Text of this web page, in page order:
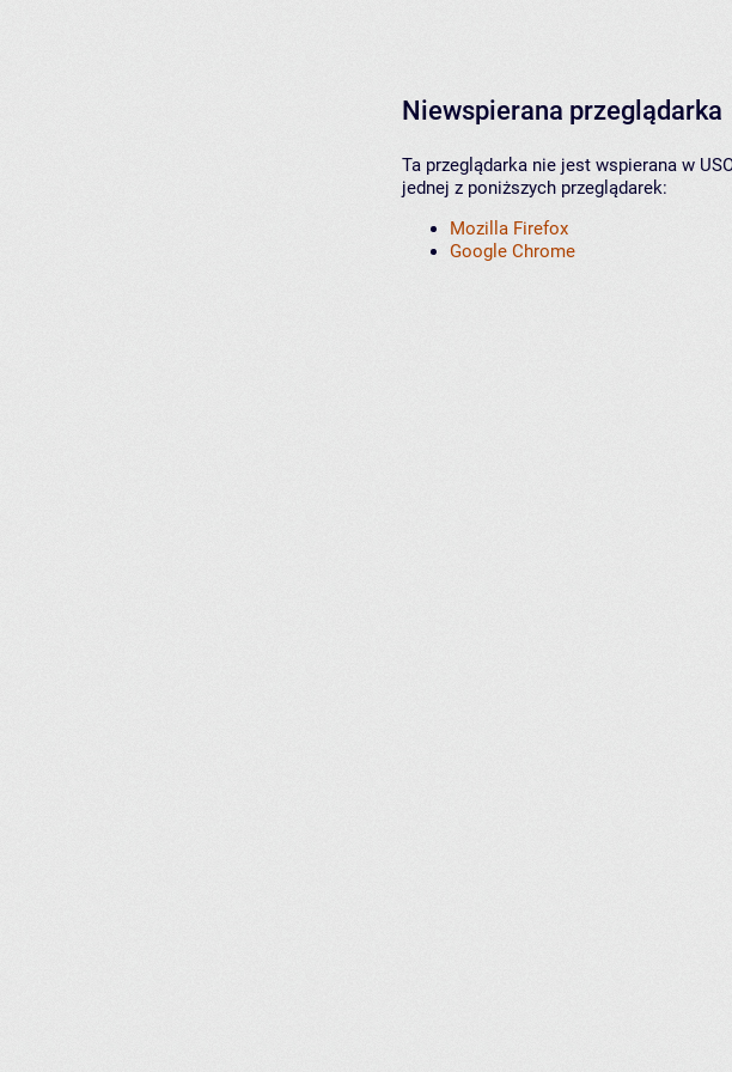
Niewspierana przeglądarka
Ta przeglądarka nie jest wspierana w
jednej z poniższych przeglądarek:
Mozilla Firefox
Google Chrome